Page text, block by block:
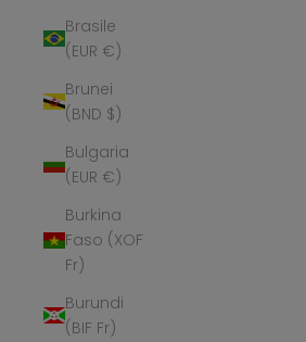
Brasile
(EUR €)
Brunei
(BND $)
Bulgaria
(EUR €)
Burkina
Faso (XOF
Fr)
Burundi
(BIF Fr)